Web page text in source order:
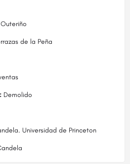
de la Peña
Demolido
Universidad de Princeton